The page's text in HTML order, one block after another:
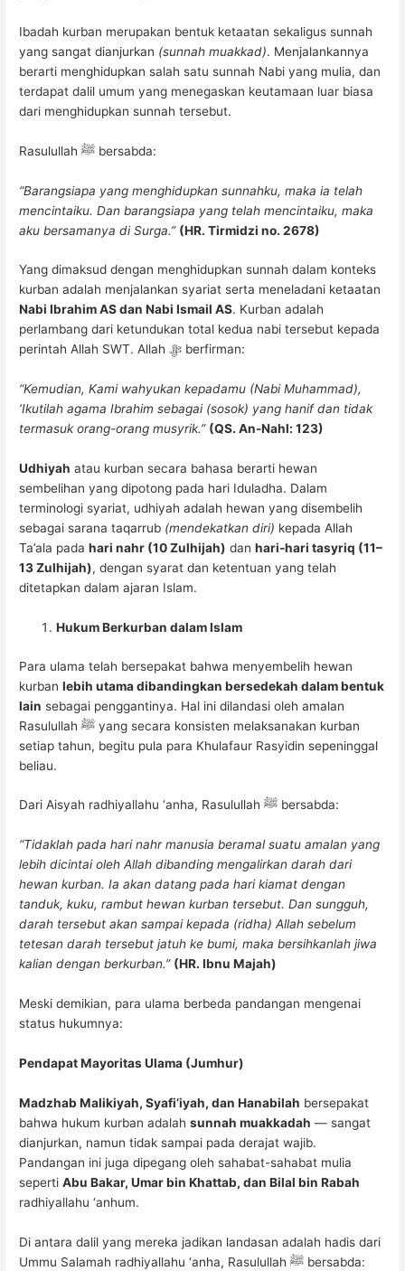
Ibadah kurban merupakan bentuk ketaatan sekaligus sunnah
yang sangat dianjurkan (sunnah muakkad). Menjalankannya
berarti menghidupkan salah satu sunnah Nabi yang mulia, dan
terdapat dalil umum yang menegaskan keutamaan luar biasa
dari menghidupkan sunnah tersebut.
Rasulullah ﷺ bersabda:
“Barangsiapa yang menghidupkan sunnahku, maka ia telah
mencintaiku. Dan barangsiapa yang telah mencintaiku, maka
aku bersamanya di Surga.” (HR. Tirmidzi no. 2678)
Yang dimaksud dengan menghidupkan sunnah dalam konteks
kurban adalah menjalankan syariat serta meneladani ketaatan
Nabi Ibrahim AS dan Nabi Ismail AS. Kurban adalah
perlambang dari ketundukan total kedua nabi tersebut kepada
perintah Allah SWT. Allah ﷻ berfirman:
“Kemudian, Kami wahyukan kepadamu (Nabi Muhammad),
‘Ikutilah agama Ibrahim sebagai (sosok) yang hanif dan tidak
termasuk orang-orang musyrik.” (QS. An-Nahl: 123)
Udhiyah atau kurban secara bahasa berarti hewan
sembelihan yang dipotong pada hari Iduladha. Dalam
terminologi syariat, udhiyah adalah hewan yang disembelih
sebagai sarana taqarrub (mendekatkan diri) kepada Allah
Ta’ala padahari nahr (10 Zulhijah) danhari-hari tasyriq (11–
13 Zulhijah), dengan syarat dan ketentuan yang telah
ditetapkan dalam ajaran Islam.
Hukum Berkurban dalam Islam
Para ulama telah bersepakat bahwa menyembelih hewan
kurbanlebih utama dibandingkan bersedekah dalam bentuk
lain sebagai penggantinya. Hal ini dilandasi oleh amalan
Rasulullah ﷺ yang secara konsisten melaksanakan kurban
setiap tahun, begitu pula para Khulafaur Rasyidin sepeninggal
beliau.
Dari Aisyah radhiyallahu ‘anha, Rasulullah ﷺ bersabda:
“Tidaklah pada hari nahr manusia beramal suatu amalan yang
lebih dicintai oleh Allah dibanding mengalirkan darah dari
hewan kurban. Ia akan datang pada hari kiamat dengan
tanduk, kuku, rambut hewan kurban tersebut. Dan sungguh,
darah tersebut akan sampai kepada (ridha) Allah sebelum
tetesan darah tersebut jatuh ke bumi, maka bersihkanlah jiwa
kalian dengan berkurban.” (HR. Ibnu Majah)
Meski demikian, para ulama berbeda pandangan mengenai
status hukumnya:
Pendapat Mayoritas Ulama (Jumhur)
Madzhab Malikiyah, Syafi’iyah, dan Hanabilah bersepakat
bahwa hukum kurban adalahsunnah muakkadah — sangat
dianjurkan, namun tidak sampai pada derajat wajib.
Pandangan ini juga dipegang oleh sahabat-sahabat mulia
sepertiAbu Bakar, Umar bin Khattab, dan Bilal bin Rabah
radhiyallahu ‘anhum.
Di antara dalil yang mereka jadikan landasan adalah hadis dari
Ummu Salamah radhiyallahu ‘anha, Rasulullah ﷺ bersabda: